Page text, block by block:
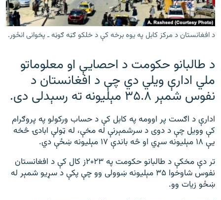
۱۴ ساعته راډیويي خپرونې
Gandhara
موږ وڅارئ
د ازادې اروپا راډیو ټولې ووبپاڼې
د افغانستان د مرکز کابل په یوه برخه کې د خلکو ګڼه ګوڼه ـ پخوانی انځور.
د طالبانو حکومت د احصايې او معلوماتو
ملي ادارې ویلي دي چې د افغانستان د
نفوس شمېر ۳۵.۸ مېلیونه ته رسېدلی دی.
ادارې د اګست پر اوومه په کابل کې د حساب ورکولو په پروګرام
کې وویل چې د دوی د سرشمېرنې له‌ مخې، له ټولې ابادۍ څخه
یې ۱۸ مېلیونه سړي او څه باندې ۱۷ مېلیونه ښځې دي.
تر دې مخکې د طالبانو حکومت په ۲۰۲۳ز کال کې د افغانستان
نفوس شاوخوا ۳۵ مېلیونه ښوولی وو چې پکې د سړیو شمېر له
ښځو زیات وو.